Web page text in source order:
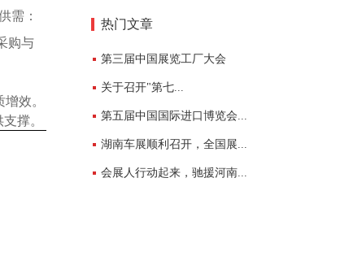
需：
购与
效。
撑。
热门文章
第三届中国展览工厂大会
关于召开"第七...
第五届中国国际进口博览会...
湖南车展顺利召开，全国展...
会展人行动起来，驰援河南...